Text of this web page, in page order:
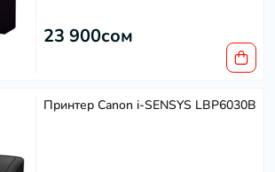
23 900сом
Принтер Canon i-SENSYS LBP6030B